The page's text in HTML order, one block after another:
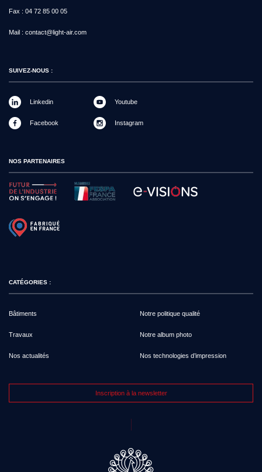
Fax : 04 72 85 00 05
Mail : contact@light-air.com
SUIVEZ-NOUS :
Linkedin
Facebook
Youtube
Instagram
NOS PARTENAIRES
CATÉGORIES :
Bâtiments
Travaux
Nos actualités
Notre politique qualité
Notre album photo
Nos technologies d’impression
Inscription à la newsletter